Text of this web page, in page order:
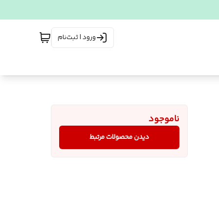
ورود | ثبت‌نام
ناموجود
دیدن محصولات مرتبط